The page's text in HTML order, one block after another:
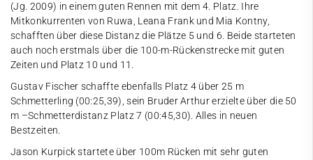
(Jg. 2009) in einem guten Rennen mit dem 4. Platz. Ihre
Mitkonkurrenten von Ruwa, Leana Frank und Mia Kontny,
schafften über diese Distanz die Plätze 5 und 6. Beide starteten
auch noch erstmals über die 100-m-Rückenstrecke mit guten
Zeiten und Platz 10 und 11.
Gustav Fischer schaffte ebenfalls Platz 4 über 25 m
Schmetterling (00:25,39), sein Bruder Arthur erzielte über die 50
m –Schmetterdistanz Platz 7 (00:45,30). Alles in neuen
Bestzeiten.
Jason Kurpick startete über 100m Rücken mit sehr guten